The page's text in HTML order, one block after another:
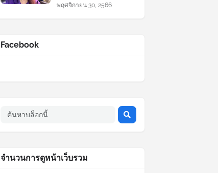
พฤศจิกายน 30, 2566
Facebook
จำนวนการดูหน้าเว็บรวม